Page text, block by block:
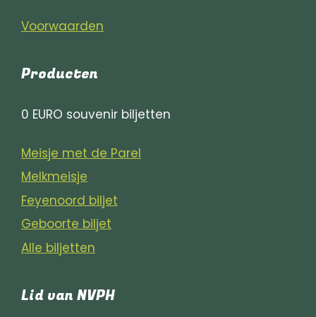
Voorwaarden
Producten
0 EURO souvenir biljetten
Meisje met de Parel
Melkmeisje
Feyenoord biljet
Geboorte biljet
Alle biljetten
Lid van NVPH